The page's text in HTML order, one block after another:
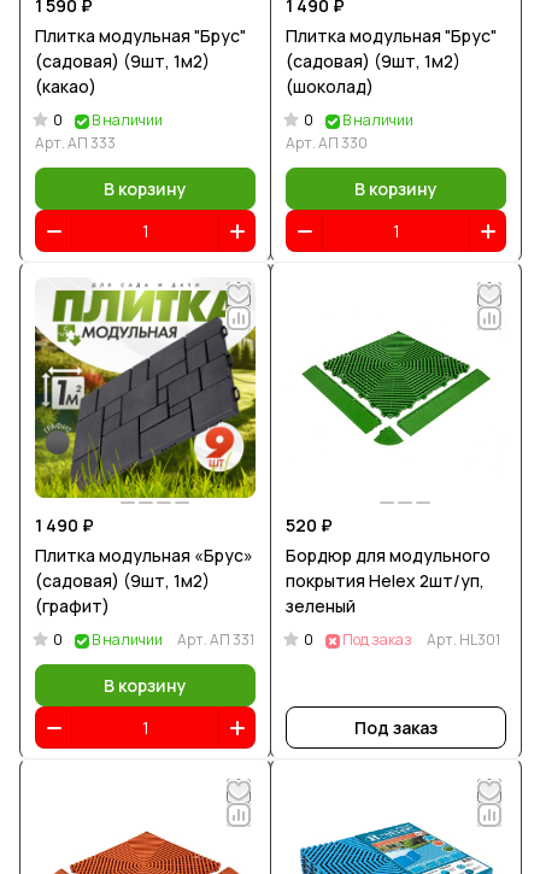
1 590 ₽
Плитка модульная "Брус"
(садовая) (9шт, 1м2)
(какао)
0
В наличии
Арт.АП 333
В корзину
1 490 ₽
Плитка модульная "Брус"
(садовая) (9шт, 1м2)
(шоколад)
0
В наличии
Арт.АП 330
В корзину
1 490 ₽
Плитка модульная «Брус»
(садовая) (9шт, 1м2)
(графит)
0 В наличии Арт.АП 331
В корзину
520 ₽
Бордюр для модульного
покрытия Helex 2шт/уп,
зеленый
0 Под заказ Арт. HL301
Под заказ